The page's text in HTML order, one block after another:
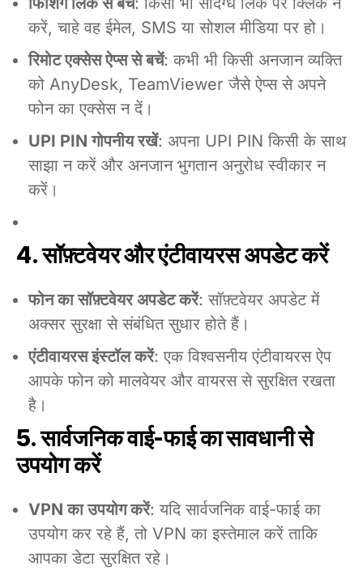
करें, चाहे वह ईमेल, SMS या सोशल मीडिया पर हो।
रिमोट एक्सेस ऐप्स से बचें: कभी भी किसी अनजान व्यक्ति
को AnyDesk, TeamViewer जैसे ऐप्स से अपने
फोन का एक्सेस न दें।
UPI PIN गोपनीय रखें: अपना UPI PIN किसी के साथ
साझा न करें और अनजान भुगतान अनुरोध स्वीकार न
करें।
4. सॉफ़्टवेयर और एंटीवायरस अपडेट करें
फोन का सॉफ़्टवेयर अपडेट करें: सॉफ़्टवेयर अपडेट में
अक्सर सुरक्षा से संबंधित सुधार होते हैं।
एंटीवायरस इंस्टॉल करें: एक विश्वसनीय एंटीवायरस ऐप
आपके फोन को मालवेयर और वायरस से सुरक्षित रखता
है।
5. सार्वजनिक वाई-फाई का सावधानी से
उपयोग करें
VPN का उपयोग करें: यदि सार्वजनिक वाई-फाई का
उपयोग कर रहे हैं, तो VPN का इस्तेमाल करें ताकि
आपका डेटा सुरक्षित रहे।